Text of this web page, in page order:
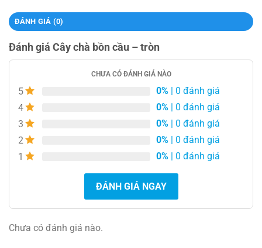
ĐÁNH GIÁ (0)
Đánh giá Cây chà bồn cầu – tròn
CHƯA CÓ ĐÁNH GIÁ NÀO
5 0% | 0 đánh giá
4
0% | 0 đánh giá
3
0% | 0 đánh giá
2
0% | 0 đánh giá
1
0% | 0 đánh giá
ĐÁNH GIÁ NGAY
Chưa có đánh giá nào.